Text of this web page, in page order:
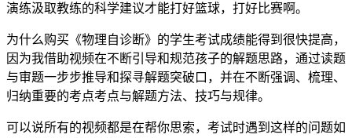
演练汲取教练的科学建议才能打好篮球，打好比赛啊。
为什么购买《物理自诊断》的学生考试成绩能得到很快提高，
因为我借助视频在不断引导和规范孩子的解题思路，通过读题
与审题一步步推导和探寻解题突破口，并在不断强调、梳理、
归纳重要的考点考点与解题方法、技巧与规律。
可以说所有的视频都是在帮你思索，考试时遇到这样的问题如